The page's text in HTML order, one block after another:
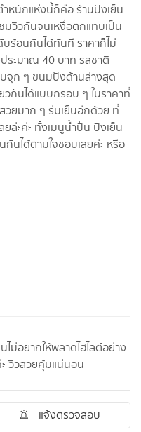
ำหนักแห่งนี้ก็คือ ร้านปังเย็น
มวิวกันจนเหงื่อตกแทบเป็น
ร้อนกันได้ทันที ราคาก็ไม่
ระมาณ 40 บาท รสชาติ
บจุก ๆ ขนมปังด้านล่างสุด
กันได้แบบกรอบ ๆ ในราคาที่
วยมาก ๆ ร่มเย็นอีกด้วย ที่
ยล่ะค่ะ ทั้งเมนูน้ำปั่น ปังเย็น
นได้ตามใจชอบเลยค่ะ หรือ
ไม่อยากให้พลาดไฮไลต์อย่าง
ะ วิวสวยคุ้มแน่นอน
แจ้งตรวจสอบ